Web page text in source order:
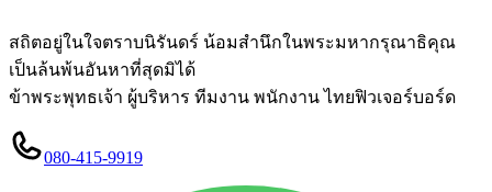
to
content
สถิตอยู่ในใจตราบนิรันดร์ น้อมสำนึกในพระมหากรุณาธิคุณ
เป็นล้นพ้นอันหาที่สุดมิได้
ข้าพระพุทธเจ้า ผู้บริหาร ทีมงาน พนักงาน ไทยฟิวเจอร์บอร์ด
080-415-9919